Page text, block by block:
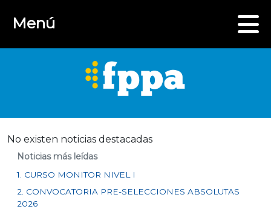
Menú
No existen noticias destacadas
Noticias más leídas
1. CURSO MONITOR NIVEL I
2. CONVOCATORIA PRE-SELECCIONES ABSOLUTAS
2026